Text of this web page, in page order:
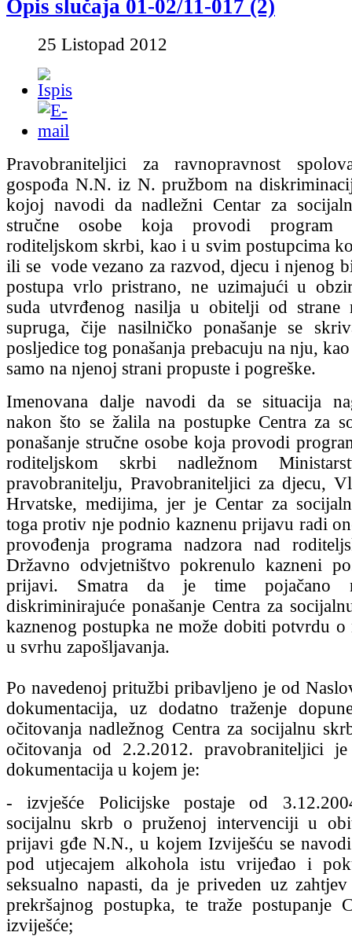
Opis slučaja 01-02/11-017 (2)
25 Listopad 2012
Pravobraniteljici za ravnopravnost
gospođa N.N. iz N. pružbom na
kojoj navodi da nadležni Centar za
stručne osobe koja provodi program
roditeljskom skrbi, kao i u svim postupcima
ili se vode vezano za razvod, djecu i njenog
postupa vrlo pristrano, ne uzimajući u
suda utvrđenog nasilja u obitelji od strane
supruga, čije nasilničko ponašanje se
posljedice tog ponašanja prebacuju na nju,
samo na njenoj strani propuste i pogreške.
Imenovana dalje navodi da se situacija
nakon što se žalila na postupke Centra za
ponašanje stručne osobe koja provodi
roditeljskom skrbi nadležnom
pravobranitelju, Pravobraniteljici za djecu,
Hrvatske, medijima, jer je Centar za
toga protiv nje podnio kaznenu prijavu radi
provođenja programa nadzora nad
Državno odvjetništvo pokrenulo kazneni
prijavi. Smatra da je time pojačano
diskriminirajuće ponašanje Centra za
kaznenog postupka ne može dobiti potvrdu o
u svrhu zapošljavanja.
Po navedenoj pritužbi pribavljeno je od
dokumentacija, uz dodatno traženje
očitovanja nadležnog Centra za socijalnu
očitovanja od 2.2.2012. pravobraniteljici
dokumentacija u kojem je:
- izvješće Policijske postaje od
socijalnu skrb o pruženoj intervenciji u
prijavi gđe N.N., u kojem Izviješću se
pod utjecajem alkohola istu vrijeđao i
seksualno napasti, da je priveden uz
prekršajnog postupka, te traže postupanje
izviješće;